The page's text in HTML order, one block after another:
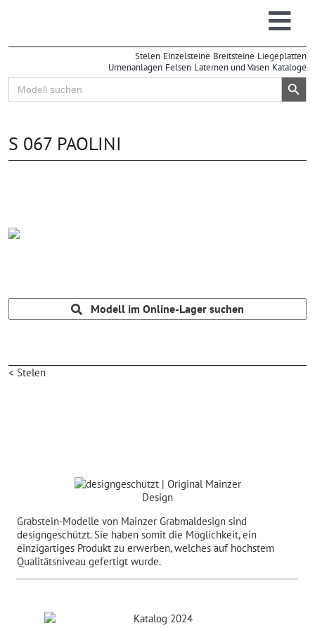
Stelen Einzelsteine Breitsteine Liegeplatten
Urnenanlagen Felsen Laternen und Vasen Kataloge
Search
for:
Search Button
S 067 PAOLINI
Modell im Online-Lager suchen
< Stelen
Grabstein-Modelle von Mainzer Grabmaldesign sind
designgeschützt. Sie haben somit die Möglichkeit, ein
einzigartiges Produkt zu erwerben, welches auf höchstem
Qualitätsniveau gefertigt wurde.